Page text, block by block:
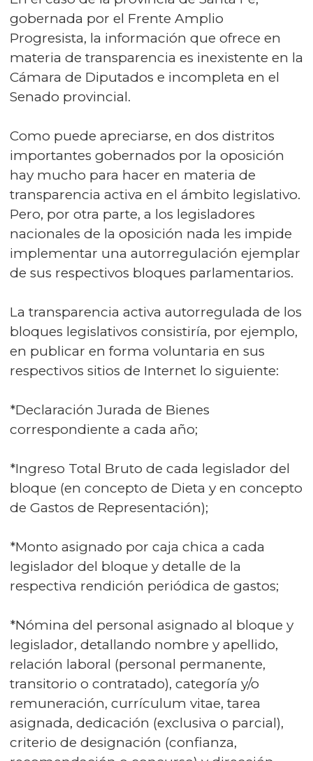
gobernada por el Frente Amplio
Progresista, la información que ofrece en
materia de transparencia es inexistente en la
Cámara de Diputados e incompleta en el
Senado provincial.
Como puede apreciarse, en dos distritos
importantes gobernados por la oposición
hay mucho para hacer en materia de
transparencia activa en el ámbito legislativo.
Pero, por otra parte, a los legisladores
nacionales de la oposición nada les impide
implementar una autorregulación ejemplar
de sus respectivos bloques parlamentarios.
La transparencia activa autorregulada de los
bloques legislativos consistiría, por ejemplo,
en publicar en forma voluntaria en sus
respectivos sitios de Internet lo siguiente:
*Declaración Jurada de Bienes
correspondiente a cada año;
*Ingreso Total Bruto de cada legislador del
bloque (en concepto de Dieta y en concepto
de Gastos de Representación);
*Monto asignado por caja chica a cada
legislador del bloque y detalle de la
respectiva rendición periódica de gastos;
*Nómina del personal asignado al bloque y
legislador, detallando nombre y apellido,
relación laboral (personal permanente,
transitorio o contratado), categoría y/o
remuneración, currículum vitae, tarea
asignada, dedicación (exclusiva o parcial),
criterio de designación (confianza,